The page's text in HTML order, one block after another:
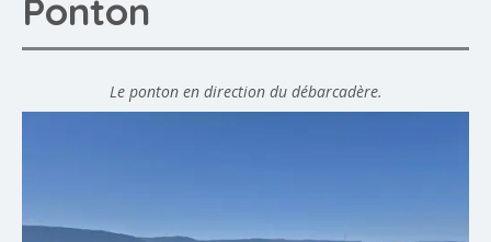
Ponton
Le ponton en direction du débarcadère.